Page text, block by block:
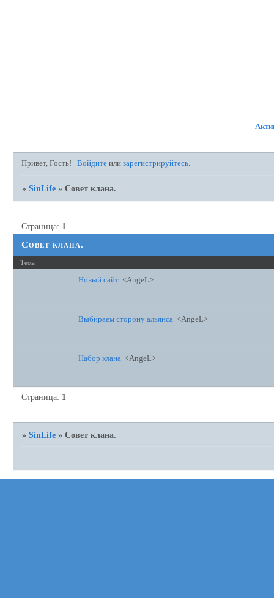
Привет, Гость! Войдите илизарегистрируйтесь.
»SinLife »Совет клана.
Совет клана.
Страница: 1
Тема
Новый сайт <AngeL>
Выбираем сторону альянса <AngeL>
Набор клана <AngeL>
Страница: 1
»SinLife »Совет клана.